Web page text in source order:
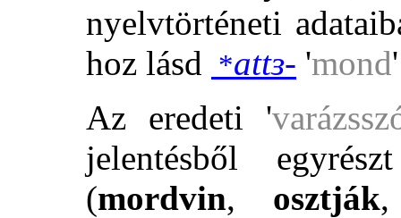
nyelvtörténeti
hoz lásd *attɜ- 'mond
Az eredeti '
jelentésből
(mordvin, osztják